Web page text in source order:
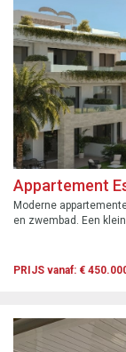
Appartement
Moderne
en zwembad. Een
PRIJS vanaf: €